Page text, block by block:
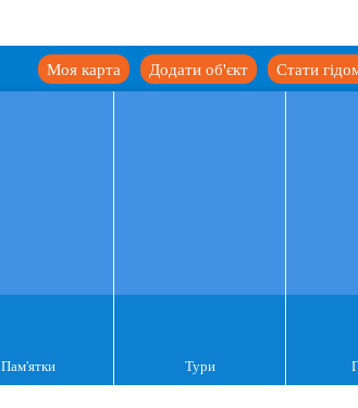
Стати
Додати об'єкт
Моя карта
Пам'ятки Тури